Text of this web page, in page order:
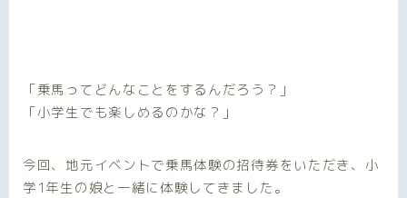
「乗馬ってどんなことをするんだろう？」
「小学生でも楽しめるのかな？」
今回、地元イベントで乗馬体験の招待券をいただき、小
学1年生の娘と一緒に体験してきました。